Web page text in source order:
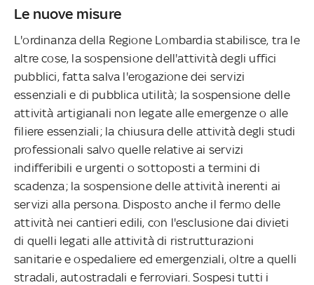
Le nuove misure
L'ordinanza della Regione Lombardia stabilisce, tra le
altre cose, la sospensione dell'attività degli uffici
pubblici, fatta salva l'erogazione dei servizi
essenziali e di pubblica utilità; la sospensione delle
attività artigianali non legate alle emergenze o alle
filiere essenziali; la chiusura delle attività degli studi
professionali salvo quelle relative ai servizi
indifferibili e urgenti o sottoposti a termini di
scadenza; la sospensione delle attività inerenti ai
servizi alla persona. Disposto anche il fermo delle
attività nei cantieri edili, con l'esclusione dai divieti
di quelli legati alle attività di ristrutturazioni
sanitarie e ospedaliere ed emergenziali, oltre a quelli
stradali, autostradali e ferroviari. Sospesi tutti i